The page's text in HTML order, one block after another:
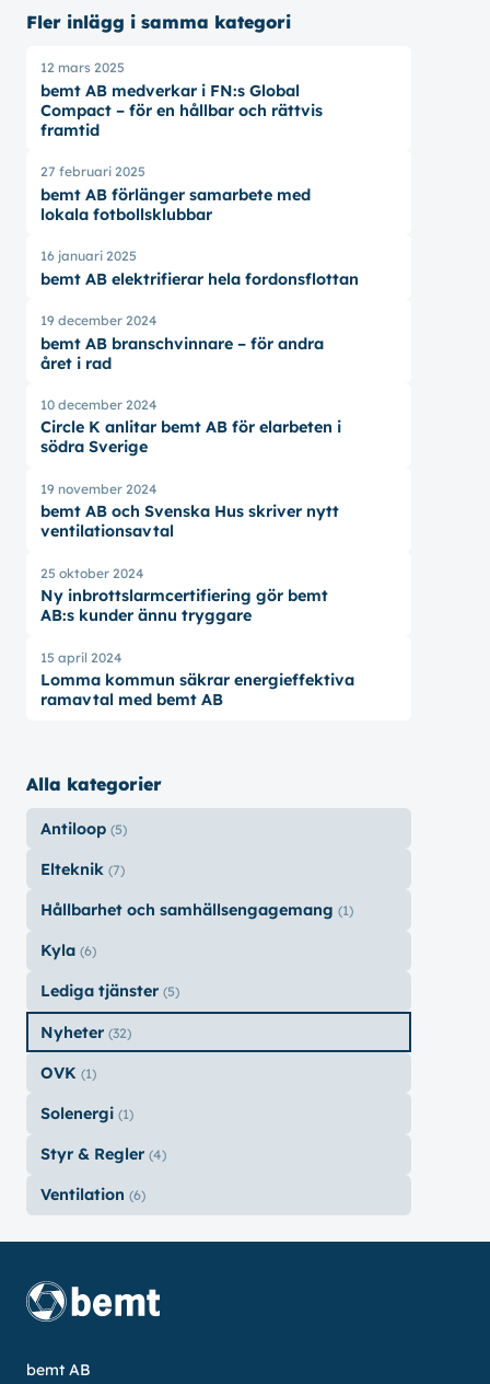
Fler inlägg i samma kategori
12 mars 2025
bemt AB medverkar i FN:s Global
Compact – för en hållbar och rättvis
framtid
27 februari 2025
bemt AB förlänger samarbete med
lokala fotbollsklubbar
16 januari 2025
bemt AB elektrifierar hela fordonsflottan
19 december 2024
bemt AB branschvinnare – för andra
året i rad
10 december 2024
Circle K anlitar bemt AB för elarbeten i
södra Sverige
19 november 2024
bemt AB och Svenska Hus skriver nytt
ventilationsavtal
25 oktober 2024
Ny inbrottslarmcertifiering gör bemt
AB:s kunder ännu tryggare
15 april 2024
Lomma kommun säkrar energieffektiva
ramavtal med bemt AB
Alla kategorier
Antiloop (5)
Elteknik (7)
Hållbarhet och samhällsengagemang (1)
Kyla (6)
Lediga tjänster (5)
Nyheter (32)
OVK (1)
Solenergi (1)
Styr & Regler (4)
Ventilation (6)
bemt AB